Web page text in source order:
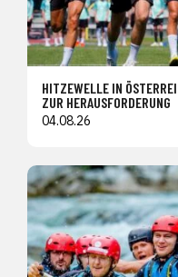
HITZEWELLE IN
ZUR HERAUSFORDERUNG
04.08.26